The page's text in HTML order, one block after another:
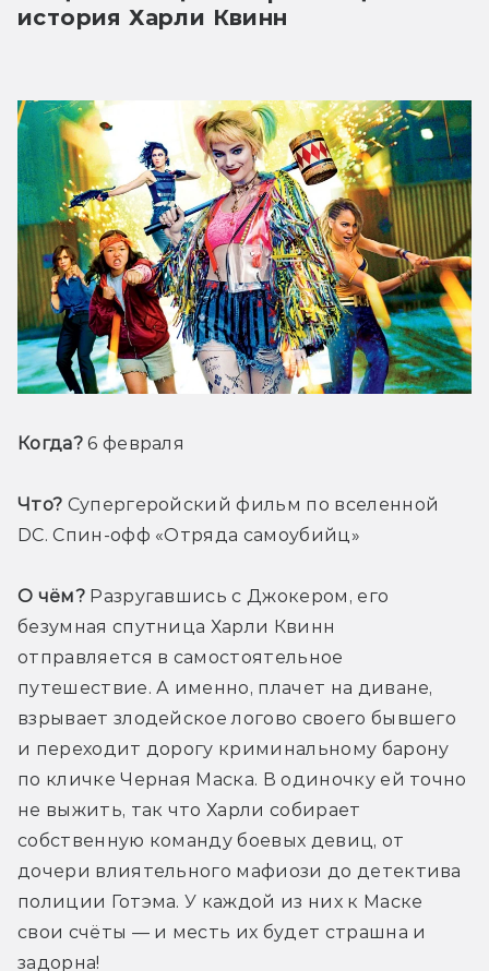
история Харли Квинн
Когда? 6 февраля
Что? Супергеройский фильм по вселенной
DC. Спин-офф «Отряда самоубийц»
О чём? Разругавшись с Джокером, его
безумная спутница Харли Квинн
отправляется в самостоятельное
путешествие. А именно, плачет на диване,
взрывает злодейское логово своего бывшего
и переходит дорогу криминальному барону
по кличке Черная Маска. В одиночку ей точно
не выжить, так что Харли собирает
собственную команду боевых девиц, от
дочери влиятельного мафиози до детектива
полиции Готэма. У каждой из них к Маске
свои счёты — и месть их будет страшна и
задорна!